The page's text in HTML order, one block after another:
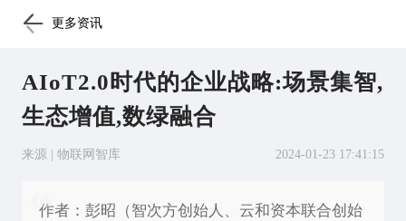
更多资讯
AIoT2.0时代的企业战略:场景集智,
生态增值,数绿融合
来源 | 物联网智库 2024-01-23 17:41:15
作者：彭昭（智次方创始人、云和资本联合创始